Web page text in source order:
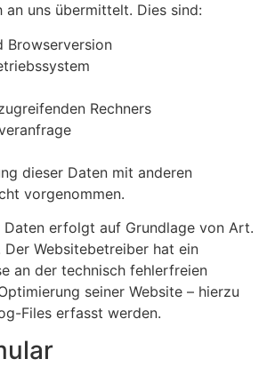
an uns übermittelt. Dies sind:
Browserversion
Rechners
dieser Daten mit anderen
vorgenommen.
Daten erfolgt auf Grundlage von Art.
Der Websitebetreiber hat ein
an der technisch fehlerfreien
seiner Website – hierzu
Files erfasst werden.